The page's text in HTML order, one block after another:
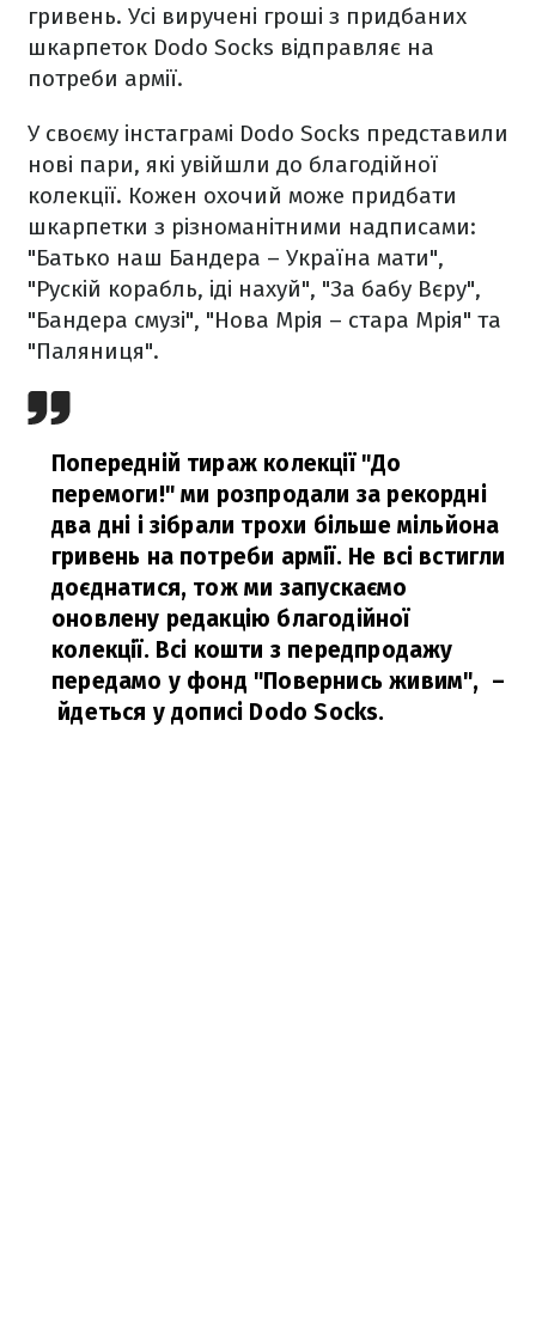
гривень. Усі виручені гроші з придбаних
шкарпеток Dodo Socks відправляє на
потреби армії.
У своєму інстаграмі Dodo Socks представили
нові пари, які увійшли до благодійної
колекції. Кожен охочий може придбати
шкарпетки з різноманітними надписами:
"Батько наш Бандера – Україна мати",
"Рускій корабль, іді нахуй", "За бабу Вєру",
"Бандера смузі", "Нова Мрія – стара Мрія" та
"Паляниця".
Попередній тираж колекції "До
перемоги!" ми розпродали за рекордні
два дні і зібрали трохи більше мільйона
гривень на потреби армії. Не всі встигли
доєднатися, тож ми запускаємо
оновлену редакцію благодійної
колекції. Всі кошти з передпродажу
передамо у фонд "Повернись живим", –
йдеться у дописі Dodo Socks.